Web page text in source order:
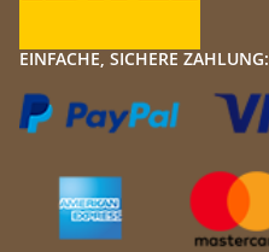
EINFACHE, SICHERE ZAHLUNG: